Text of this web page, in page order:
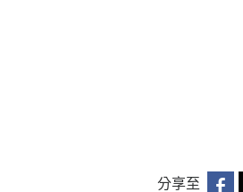
分享至